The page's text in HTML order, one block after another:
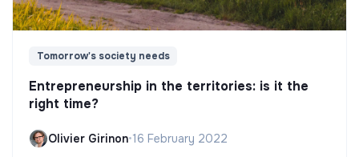
Tomorrow's society needs
Entrepreneurship in the territories: is it the
right time?
Olivier Girinon•16 February 2022